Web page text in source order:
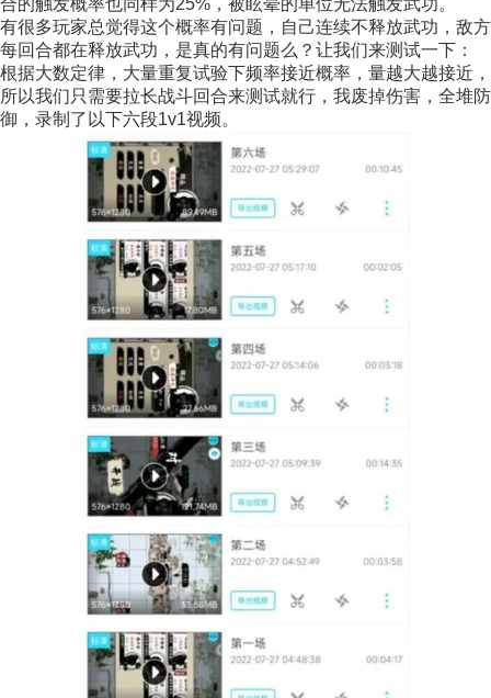
合的触发概率也同样为25%，被眩晕的单位无法触发武功。
有很多玩家总觉得这个概率有问题，自己连续不释放武功，敌方
每回合都在释放武功，是真的有问题么？让我们来测试一下：
根据大数定律，大量重复试验下频率接近概率，量越大越接近，
所以我们只需要拉长战斗回合来测试就行，我废掉伤害，全堆防
御，录制了以下六段1v1视频。